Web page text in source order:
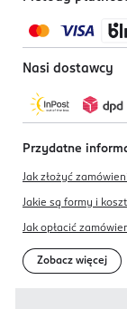
Nasi dostawcy
Przydatne
Jak złożyć
Jakie są formy i
Jak opłacić
Zobacz więcej